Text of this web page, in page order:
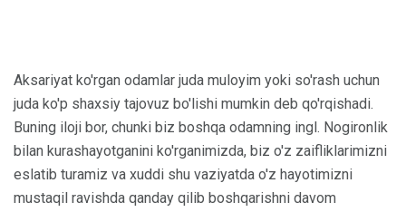
Aksariyat ko'rgan odamlar juda muloyim yoki so'rash uchun
juda ko'p shaxsiy tajovuz bo'lishi mumkin deb qo'rqishadi.
Buning iloji bor, chunki biz boshqa odamning ingl. Nogironlik
bilan kurashayotganini ko'rganimizda, biz o'z zaifliklarimizni
eslatib turamiz va xuddi shu vaziyatda o'z hayotimizni
mustaqil ravishda qanday qilib boshqarishni davom